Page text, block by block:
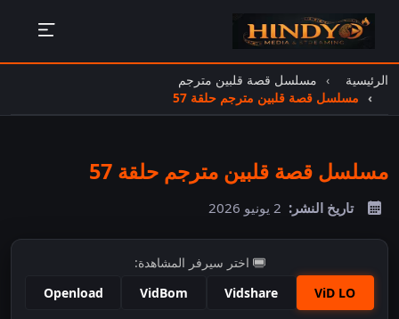
الرئيسية
مسلسل قصة قلبين مترجم
مسلسل قصة قلبين مترجم حلقة 57
مسلسل قصة قلبين مترجم حلقة 57
تاريخ النشر: 2 يونيو 2026
اختر سيرفر المشاهدة:
ViD LO
Vidshare
VidBom
Openload